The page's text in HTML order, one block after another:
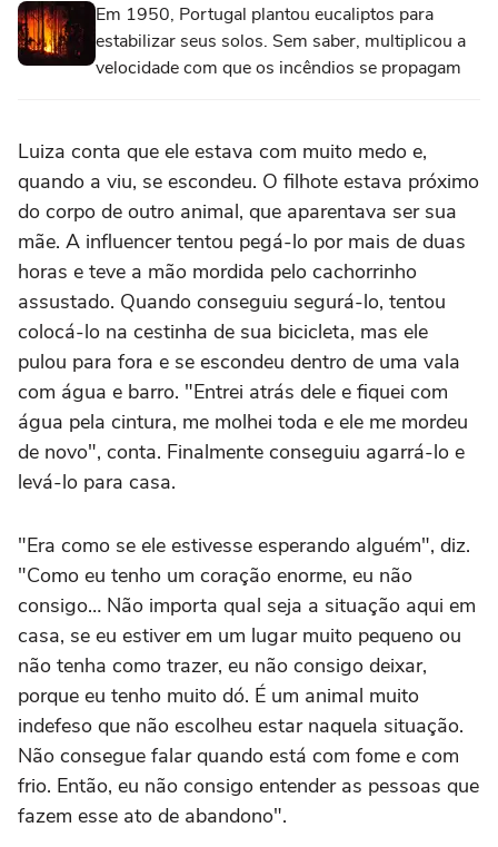
Em 1950, Portugal plantou eucaliptos para
estabilizar seus solos. Sem saber, multiplicou a
velocidade com que os incêndios se propagam
Luiza conta que ele estava com muito medo e,
quando a viu, se escondeu. O filhote estava próximo
do corpo de outro animal, que aparentava ser sua
mãe. A influencer tentou pegá-lo por mais de duas
horas e teve a mão mordida pelo cachorrinho
assustado. Quando conseguiu segurá-lo, tentou
colocá-lo na cestinha de sua bicicleta, mas ele
pulou para fora e se escondeu dentro de uma vala
com água e barro. "Entrei atrás dele e fiquei com
água pela cintura, me molhei toda e ele me mordeu
de novo", conta. Finalmente conseguiu agarrá-lo e
levá-lo para casa.
"Era como se ele estivesse esperando alguém", diz.
"Como eu tenho um coração enorme, eu não
consigo… Não importa qual seja a situação aqui em
casa, se eu estiver em um lugar muito pequeno ou
não tenha como trazer, eu não consigo deixar,
porque eu tenho muito dó. É um animal muito
indefeso que não escolheu estar naquela situação.
Não consegue falar quando está com fome e com
frio. Então, eu não consigo entender as pessoas que
fazem esse ato de abandono".